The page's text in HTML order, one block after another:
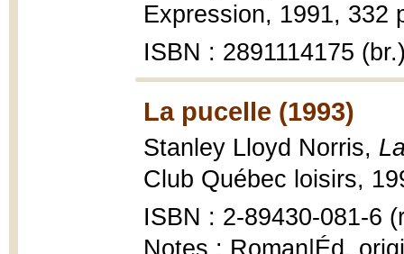
Expression, 1991, 332
ISBN : 2891114175
La pucelle (1993)
Stanley Lloyd Norris,
Club Québec loisirs,
ISBN : 2-89430-081-6
Notes : Roman|Éd.